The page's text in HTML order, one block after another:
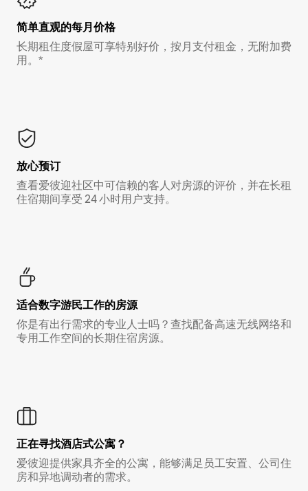
简单直观的每月价格
长期租住度假屋可享特别好价，按月支付租金，无附加费
用。*
放心预订
查看爱彼迎社区中可信赖的客人对房源的评价，并在长租
住宿期间享受 24 小时用户支持。
适合数字游民工作的房源
你是有出行需求的专业人士吗？查找配备高速无线网络和
专用工作空间的长期住宿房源。
正在寻找酒店式公寓？
爱彼迎提供家具齐全的公寓，能够满足员工安置、公司住
房和异地调动者的需求。